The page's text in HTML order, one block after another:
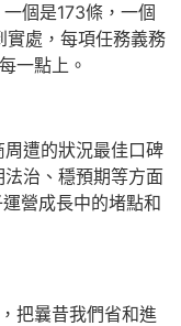
個是173條，一個
實處，每項任務義務
一點上。
遭的狀況最佳口碑
治、穩預期等方面
營成長中的堵點和
把曩昔我們省和進